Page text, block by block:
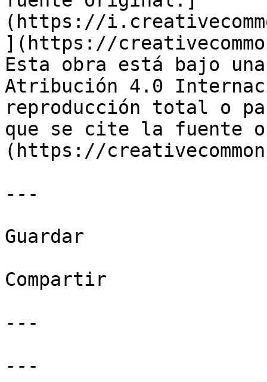
(https://
](https://
Esta obra está bajo
Atribución 4.0
reproducción total o
que se cite la fuente
(https://
---
Guardar
Compartir
---
---